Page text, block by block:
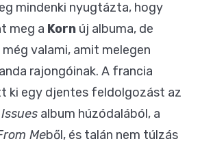
mindenki nyugtázta, hogy
meg a Korn új albuma, de
valami, amit melegen
rajongóinak. A francia
ki egy djentes feldolgozást az
Issues album húzódalából, a
Meből, és talán nem túlzás